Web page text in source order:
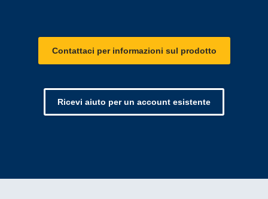
Contattaci per informazioni sul prodotto
Ricevi aiuto per un account esistente